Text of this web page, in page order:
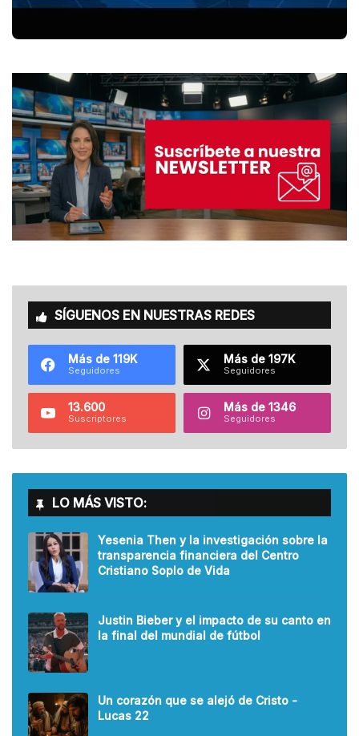
SÍGUENOS EN NUESTRAS REDES
Más de 119K
Seguidores
Más de 197K
Seguidores
13.600
Suscriptores
Más de 1346
Seguidores
LO MÁS VISTO:
Yesenia Then y la investigación sobre la
transparencia financiera del Centro
Cristiano Soplo de Vida
Justin Bieber y el impacto de su canto en
la final del mundial de fútbol
Un corazón que se alejó de Cristo -
Lucas 22